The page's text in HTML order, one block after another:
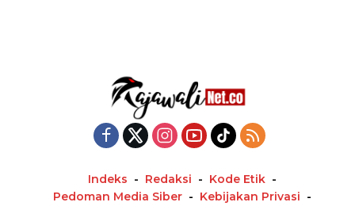
Indeks Redaksi
Kode Etik
Pedoman Media Siber
Kebijakan Privasi